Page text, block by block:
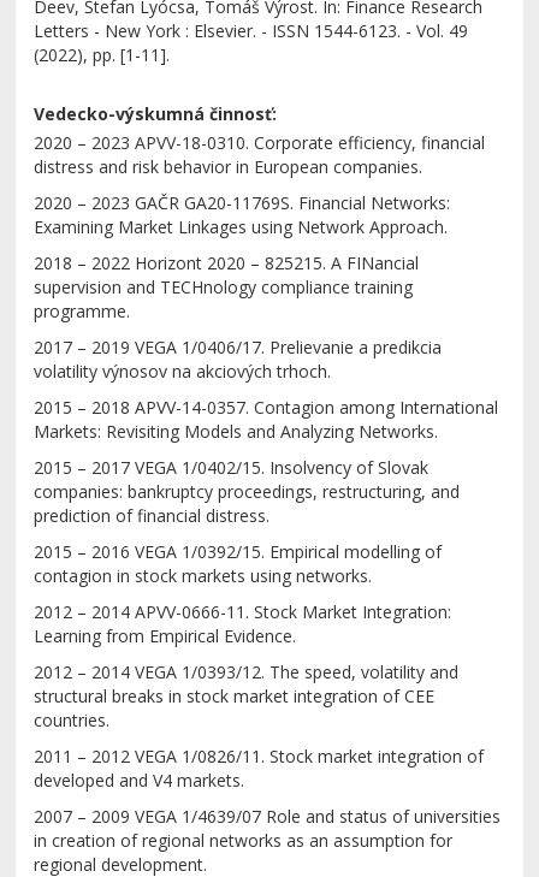
Deev, Štefan Lyócsa, Tomáš Výrost. In: Finance Research
Letters - New York : Elsevier. - ISSN 1544-6123. - Vol. 49
(2022), pp. [1-11].
Vedecko-výskumná činnosť:
2020 – 2023 APVV-18-0310. Corporate efficiency, financial
distress and risk behavior in European companies.
2020 – 2023 GAČR GA20-11769S. Financial Networks:
Examining Market Linkages using Network Approach.
2018 – 2022 Horizont 2020 – 825215. A FINancial
supervision and TECHnology compliance training
programme.
2017 – 2019 VEGA 1/0406/17. Prelievanie a predikcia
volatility výnosov na akciových trhoch.
2015 – 2018 APVV-14-0357. Contagion among International
Markets: Revisiting Models and Analyzing Networks.
2015 – 2017 VEGA 1/0402/15. Insolvency of Slovak
companies: bankruptcy proceedings, restructuring, and
prediction of financial distress.
2015 – 2016 VEGA 1/0392/15. Empirical modelling of
contagion in stock markets using networks.
2012 – 2014 APVV-0666-11. Stock Market Integration:
Learning from Empirical Evidence.
2012 – 2014 VEGA 1/0393/12. The speed, volatility and
structural breaks in stock market integration of CEE
countries.
2011 – 2012 VEGA 1/0826/11. Stock market integration of
developed and V4 markets.
2007 – 2009 VEGA 1/4639/07 Role and status of universities
in creation of regional networks as an assumption for
regional development.